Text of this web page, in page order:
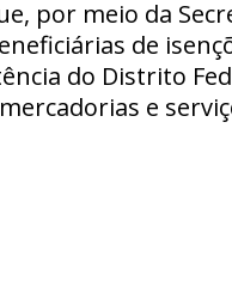
por meio da
de
do Distrito
e